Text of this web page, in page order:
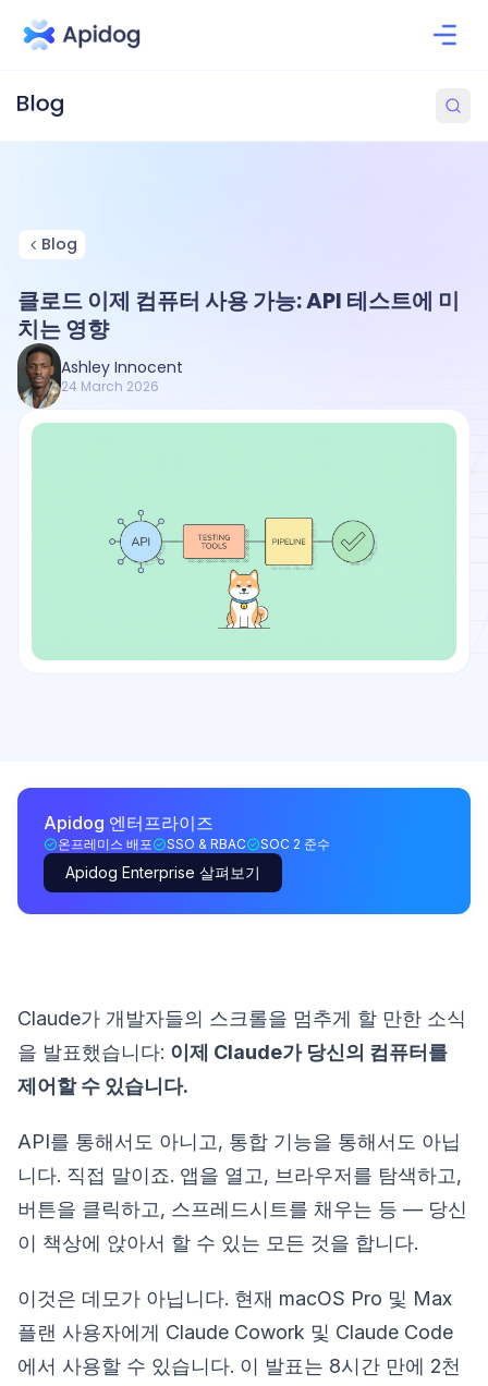
Blog
클로드 이제 컴퓨터 사용 가능: API 테스트에 미
치는 영향
Ashley Innocent
24 March 2026
Apidog 엔터프라이즈
온프레미스 배포 SSO & RBAC SOC 2 준수
Apidog Enterprise 살펴보기
Claude가 개발자들의 스크롤을 멈추게 할 만한 소식
을 발표했습니다: 이제 Claude가 당신의 컴퓨터를
제어할 수 있습니다.
API를 통해서도 아니고, 통합 기능을 통해서도 아닙
니다. 직접 말이죠. 앱을 열고, 브라우저를 탐색하고,
버튼을 클릭하고, 스프레드시트를 채우는 등 — 당신
이 책상에 앉아서 할 수 있는 모든 것을 합니다.
이것은 데모가 아닙니다. 현재 macOS Pro 및 Max
플랜 사용자에게 Claude Cowork 및 Claude Code
에서 사용할 수 있습니다. 이 발표는 8시간 만에 2천